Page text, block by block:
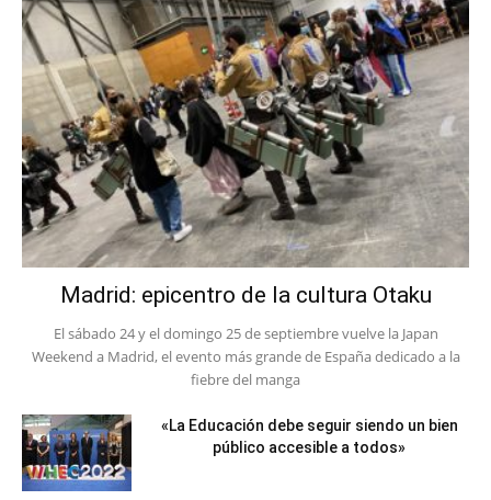
Madrid: epicentro de la cultura Otaku
El sábado 24 y el domingo 25 de septiembre vuelve la Japan
Weekend a Madrid, el evento más grande de España dedicado a la
fiebre del manga
«La Educación debe seguir siendo un bien
público accesible a todos»